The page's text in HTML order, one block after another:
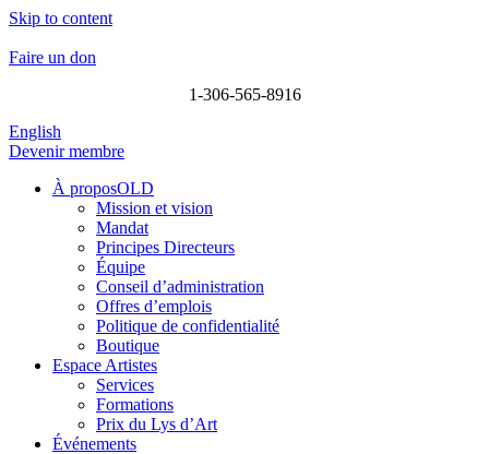
Skip to content
Faire un don
1-306-565-8916
English
Devenir membre
À proposOLD
Mission et vision
Mandat
Principes Directeurs
Équipe
Conseil d’administration
Offres d’emplois
Politique de confidentialité
Boutique
Espace Artistes
Services
Formations
Prix du Lys d’Art
Événements